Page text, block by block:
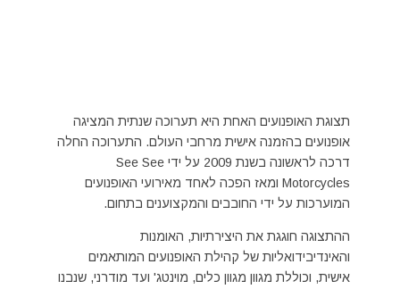
תצוגת האופנועים האחת היא תערוכה שנתית המציגה
אופנועים בהזמנה אישית מרחבי העולם. התערוכה החלה
דרכה לראשונה בשנת 2009 על ידי See See
Motorcycles ומאז הפכה לאחד מאירועי האופנועים
המוערכות על ידי החובבים והמקצוענים בתחום.
ההתצוגה חוגגת את היצירתיות, האומנות
והאינדיבידואליות של קהילת האופנועים המותאמים
אישית, וכוללת מגוון מגוון כלים, מוינטג' ועד מודרני, שנבנו